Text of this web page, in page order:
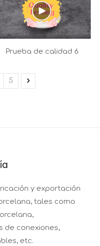
Prueba de calidad 6
5
y exportación
tales como
de conexiones,
etc.